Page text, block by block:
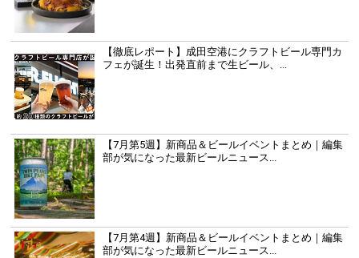
【徹底レポート】成田空港にクラフトビール専門カ
フェが誕生！出発直前まで生ビール、...
【7月第5週】新商品＆ビールイベントまとめ｜編集
部が気になった最新ビールニュース...
【7月第4週】新商品＆ビールイベントまとめ｜編集
部が気になった最新ビールニュース...